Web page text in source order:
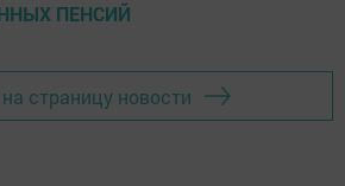
ПЕНСИЙ
страницу новости